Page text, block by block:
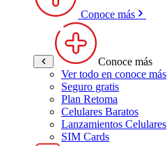
Conoce más
Conoce más
Ver todo en conoce más
Seguro gratis
Plan Retoma
Celulares Baratos
Lanzamientos Celulares
SIM Cards